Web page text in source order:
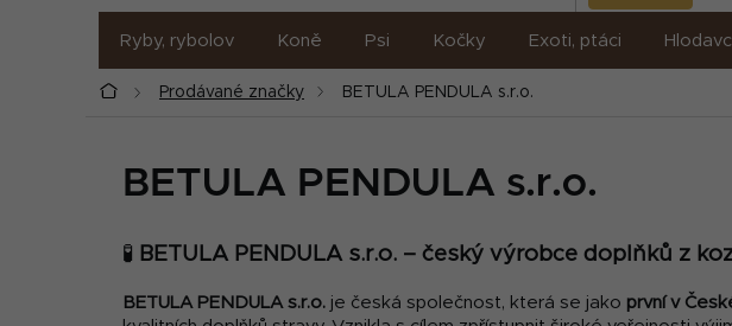
Ryby, rybolov Koně Psi Kočky Exoti, ptáci
DomůProdávané značky BETULA PENDULA s.r.o.
BETULA PENDULA s.r.o.
🧪 BETULA PENDULA s.r.o. – český výrobce doplňků z
BETULA PENDULA s.r.o. je česká společnost, která se jako první v